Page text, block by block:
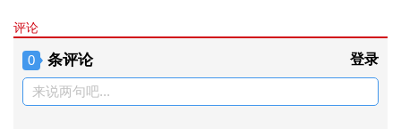
评论
0 条评论 登录
来说两句吧...